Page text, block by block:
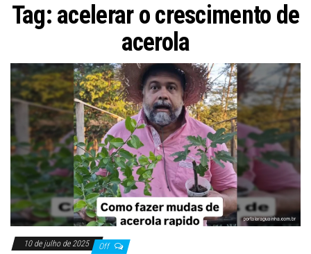
Tag: acelerar o crescimento de
acerola
10 de julho de 2025 Off